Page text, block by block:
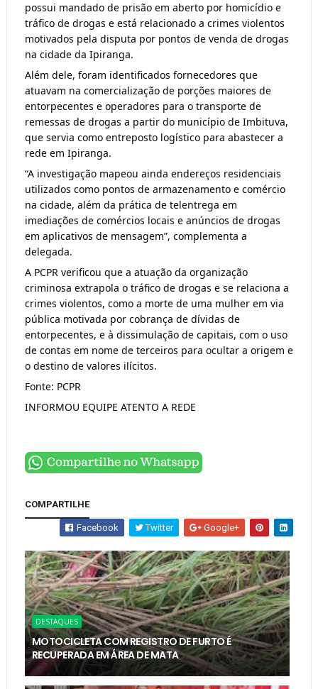
possui mandado de prisão em aberto por homicídio e
tráfico de drogas e está relacionado a crimes violentos
motivados pela disputa por pontos de venda de drogas
na cidade da Ipiranga.
Além dele, foram identificados fornecedores que
atuavam na comercialização de porções maiores de
entorpecentes e operadores para o transporte de
remessas de drogas a partir do município de Imbituva,
que servia como entreposto logístico para abastecer a
rede em Ipiranga.
“A investigação mapeou ainda endereços residenciais
utilizados como pontos de armazenamento e comércio
na cidade, além da prática de telentrega em
imediações de comércios locais e anúncios de drogas
em aplicativos de mensagem”, complementa a
delegada.
A PCPR verificou que a atuação da organização
criminosa extrapola o tráfico de drogas e se relaciona a
crimes violentos, como a morte de uma mulher em via
pública motivada por cobrança de dívidas de
entorpecentes, e à dissimulação de capitais, com o uso
de contas em nome de terceiros para ocultar a origem e
o destino de valores ilícitos.
Fonte: PCPR
INFORMOU EQUIPE ATENTO A REDE
COMPARTILHE
Facebook Twitter Google+
DESTAQUES
MOTOCICLETA COM REGISTRO DE FURTO É
RECUPERADA EM ÁREA DE MATA